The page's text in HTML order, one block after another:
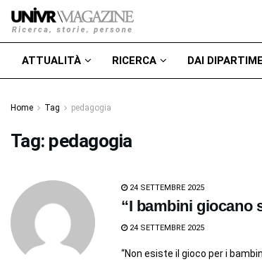
ATTUALITÀ RICERCA DAI
Home Tag pedagogia
Tag: pedagogia
24 SETTEMBRE 2025
“I bambini giocano
24 SETTEMBRE 2025
“Non esiste il gioco per i